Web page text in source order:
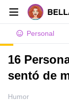
Personal
16
sentó de
Humor